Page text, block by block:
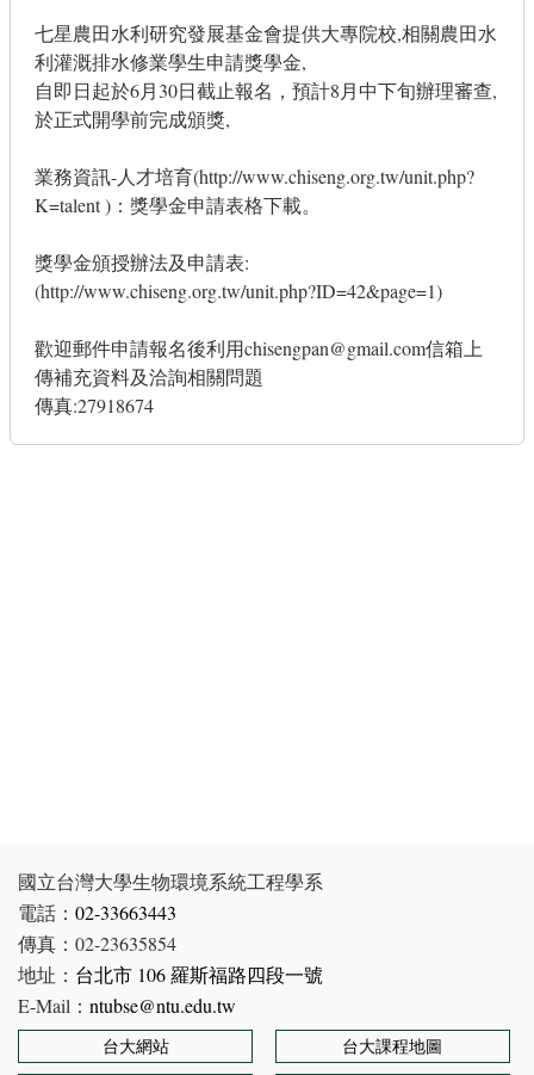
七星農田水利研究發展基金會提供大專院校,相關農田水
利灌溉排水修業學生申請獎學金,
自即日起於6月30日截止報名，預計8月中下旬辦理審查,
於正式開學前完成頒獎,
業務資訊-人才培育(http://www.chiseng.org.tw/unit.php?
K=talent)：獎學金申請表格下載。
獎學金頒授辦法及申請表:
(http://www.chiseng.org.tw/unit.php?ID=42&page=1)
歡迎郵件申請報名後利用chisengpan@gmail.com信箱上
傳補充資料及洽詢相關問題
傳真:27918674
國立台灣大學生物環境系統工程學系
電話： 02-33663443
傳真：02-23635854
地址： 台北市 106 羅斯福路四段一號
E-Mail： ntubse@ntu.edu.tw
台大網站 台大課程地圖